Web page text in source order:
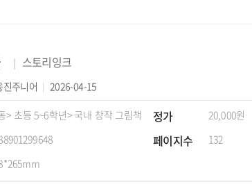
스토리잉크
진주니어 2026-04-15
> 초등 5~6학년> 국내 창작 그림책 정가 20,000원
페이지수 132